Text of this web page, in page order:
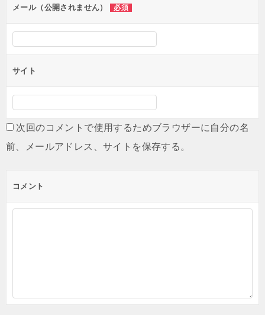
ンメール（公開されません） 必須
サイト
次回のコメントで使用するためブラウザーに自分の名
前、メールアドレス、サイトを保存する。
コメント